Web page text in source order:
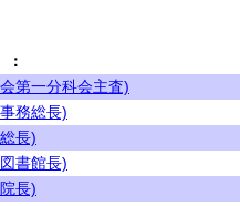
第一分科会主査)
務総長)
長)
書館長)
長)